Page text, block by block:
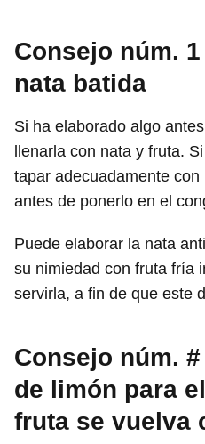
Consejo núm.
nata batida
Si ha elaborado algo
llenarla con nata y fruta.
tapar adecuadamente
antes de ponerlo en el
Puede elaborar la nata
su nimiedad con fruta fría
servirla, a fin de que este
Consejo núm.
de limón para
fruta se vuelva